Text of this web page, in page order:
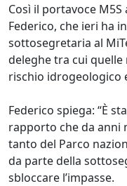
Così il portavoce
Federico, che ieri ha
sottosegretaria al
deleghe tra cui
rischio idrogeologico
Federico spiega: “È
rapporto che da anni
tanto del Parco
da parte della
sbloccare l’impasse.